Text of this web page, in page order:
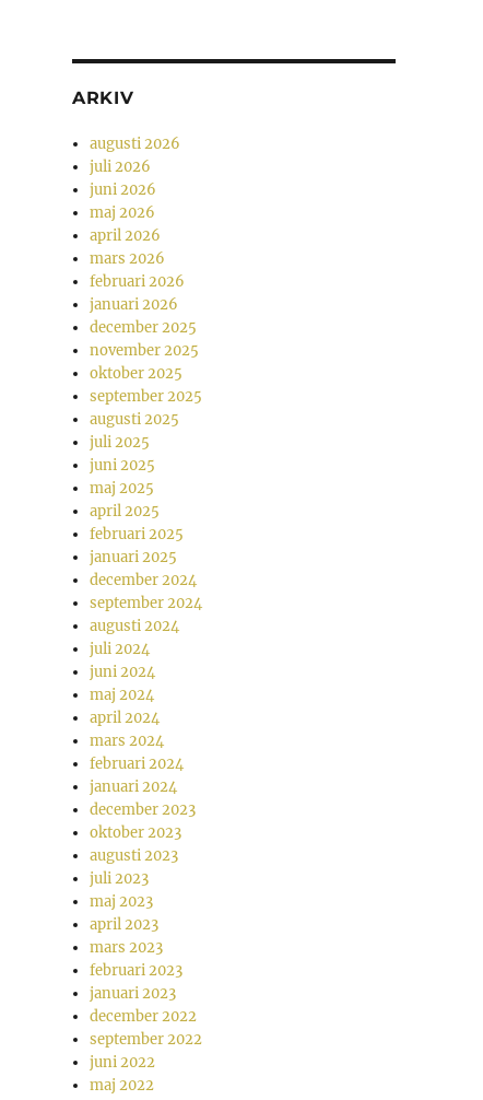
ARKIV
augusti 2026
juli 2026
juni 2026
maj 2026
april 2026
mars 2026
februari 2026
januari 2026
december 2025
november 2025
oktober 2025
september 2025
augusti 2025
juli 2025
juni 2025
maj 2025
april 2025
februari 2025
januari 2025
december 2024
september 2024
augusti 2024
juli 2024
juni 2024
maj 2024
april 2024
mars 2024
februari 2024
januari 2024
december 2023
oktober 2023
augusti 2023
juli 2023
maj 2023
april 2023
mars 2023
februari 2023
januari 2023
december 2022
september 2022
juni 2022
maj 2022